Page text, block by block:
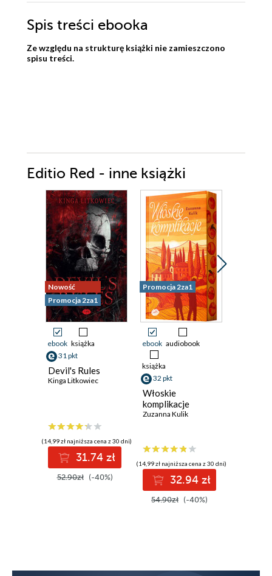
Spis treści ebooka
Ze względu na strukturę książki nie zamieszczono
spisu treści.
Editio Red - inne książki
Nowość
Promocja 2za1
ebook książka
31 pkt
Devil's Rules
Kinga Litkowiec
(14,99 zł najniższa cena z 30 dni)
31.74 zł
52.90zł (-40%)
Promocja 2za1
ebook audiobook
książka
32 pkt
Włoskie
komplikacje
Zuzanna Kulik
(14,99 zł najniższa cena z 30 dni)
32.94 zł
54.90zł (-40%)